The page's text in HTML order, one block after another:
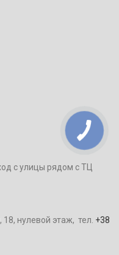
с улицы рядом с ТЦ
нулевой этаж, тел. +38